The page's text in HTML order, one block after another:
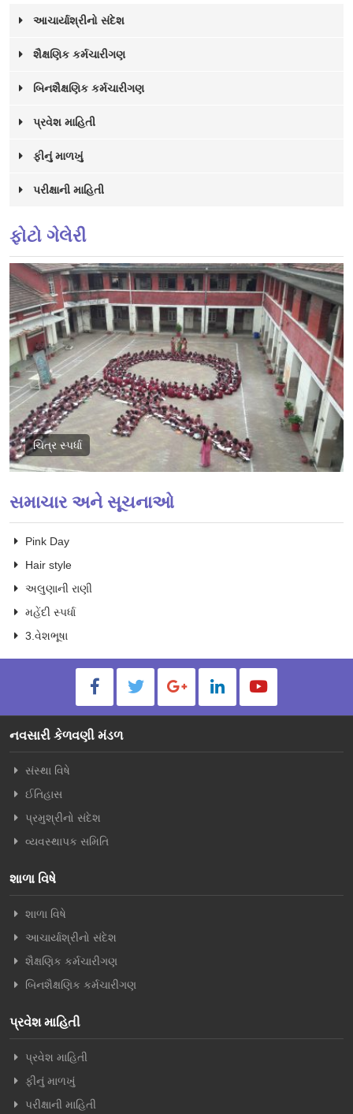
આચાર્યાશ્રીનો સંદેશ
શૈક્ષણિક કર્મચારીગણ
બિનશૈક્ષણિક કર્મચારીગણ
પ્રવેશ માહિતી
ફીનું માળખું
પરીક્ષાની માહિતી
ફોટો ગેલેરી
ચિત્ર સ્પર્ધા
સમાચાર અને સૂચનાઓ
Pink Day
Hair style
અલુણાની રાણી
મહેંદી સ્પર્ધા
3.વેશભૂષા
નવસારી કેળવણી મંડળ
સંસ્થા વિષે
ઈતિહાસ
પ્રમુશ્રીનો સંદેશ
વ્યવસ્થાપક સમિતિ
શાળા વિષે
શાળા વિષે
આચાર્યાશ્રીનો સંદેશ
શૈક્ષણિક કર્મચારીગણ
બિનશૈક્ષણિક કર્મચારીગણ
પ્રવેશ માહિતી
પ્રવેશ માહિતી
ફીનું માળખું
પરીક્ષાની માહિતી